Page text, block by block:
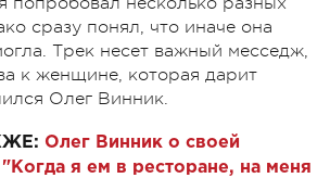
сразу понял, что иначе она
Трек несет важный месседж,
к женщине, которая дарит
Олег Винник.
Олег Винник о своей
я ем в ресторане, на меня